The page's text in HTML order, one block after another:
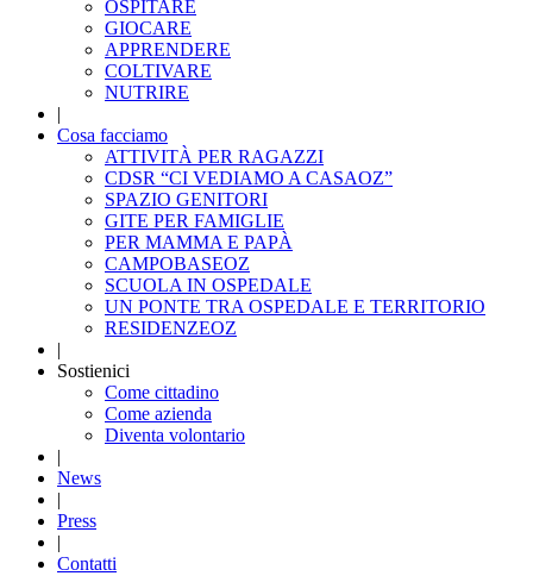
OSPITARE
GIOCARE
APPRENDERE
COLTIVARE
NUTRIRE
|
Cosa facciamo
ATTIVITÀ PER RAGAZZI
CDSR “CI VEDIAMO A CASAOZ”
SPAZIO GENITORI
GITE PER FAMIGLIE
PER MAMMA E PAPÀ
CAMPOBASEOZ
SCUOLA IN OSPEDALE
UN PONTE TRA OSPEDALE E TERRITORIO
RESIDENZEOZ
|
Sostienici
Come cittadino
Come azienda
Diventa volontario
|
News
|
Press
|
Contatti